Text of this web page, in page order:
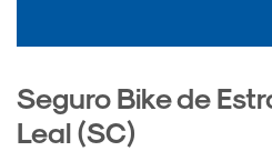
Seguro Bike de
Leal (SC)